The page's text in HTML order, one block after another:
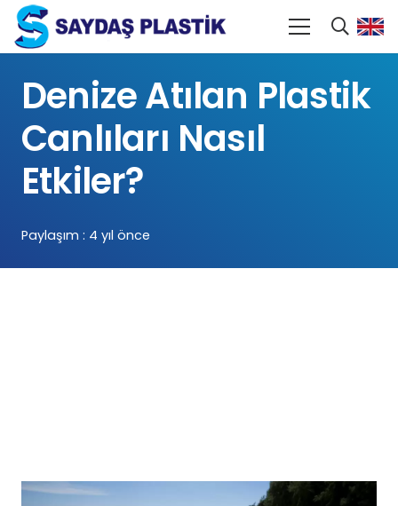
Denize Atılan Plastik
Canlıları Nasıl
Etkiler?
Paylaşım : 4 yıl önce